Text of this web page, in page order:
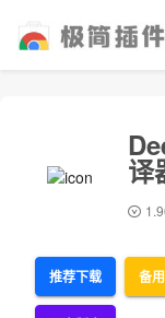
译
推荐下载 备